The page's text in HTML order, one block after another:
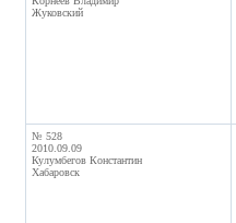
Жуковский
№ 528
2010.09.09
Кулумбегов Константин
Хабаровск